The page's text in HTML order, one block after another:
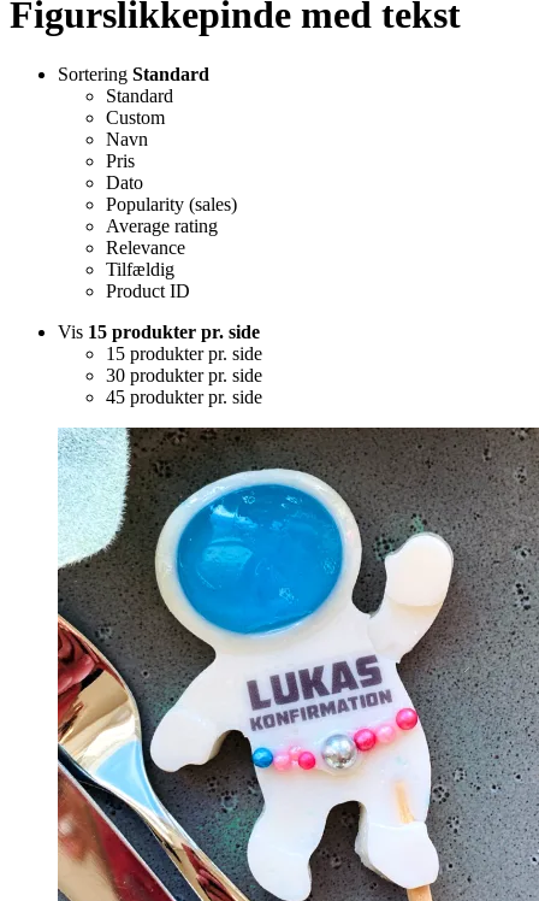
Figurslikkepinde med tekst
Sortering Standard
Standard
Custom
Navn
Pris
Dato
Popularity (sales)
Average rating
Relevance
Tilfældig
Product ID
Vis 15 produkter pr. side
15 produkter pr. side
30 produkter pr. side
45 produkter pr. side